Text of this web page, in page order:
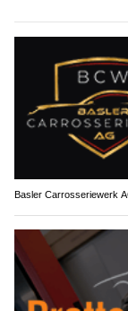
Basler Carrosseriewerk